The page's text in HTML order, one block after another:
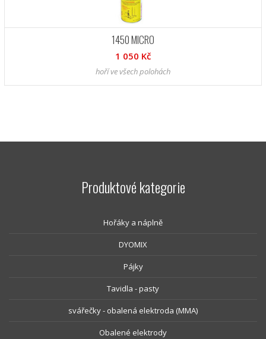
1450 MICRO
1 050 Kč
hoří ve všech polohách
Produktové kategorie
Hořáky a náplně
DYOMIX
Pájky
Tavidla - pasty
svářečky - obalená elektroda (MMA)
Obalené elektrody